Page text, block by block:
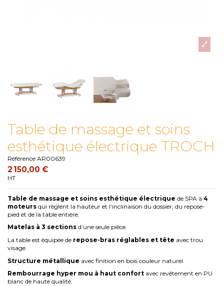
Table de massage et soins
esthétique électrique TROCH
Référence AR00639
2 150,00 €
HT
Table de massage et soins esthétique électrique de SPA à 4
moteurs qui règlent la hauteur et l’inclinaison du dossier, du repose-
pied et de la table entière.
Matelas à 3 sections d’une seule pièce.
La table est équipée de repose-bras réglables et tête avec trou
visage.
Structure métallique avec finition en bois couleur naturel.
Rembourrage hyper mou à haut confort avec revêtement en PU
blanc de haute qualité.